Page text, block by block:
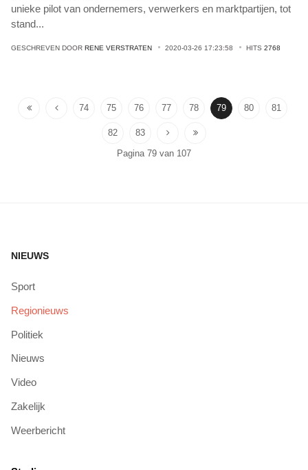
unieke pilot van ondernemers, verwerkers en marktpartijen, tot
stand...
GESCHREVEN DOOR RENE VERSTRATEN 2020-03-26 17:23:58 HITS 2768
74 75 76 77 78 79 80 81
82
83
Pagina 79 van 107
NIEUWS
Sport
Regionieuws
Politiek
Nieuws
Video
Zakelijk
Weerbericht